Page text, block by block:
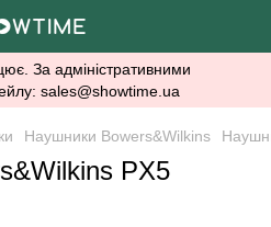
За адміністративними
sales@showtime.ua
Наушники Bowers&Wilkins
PX5